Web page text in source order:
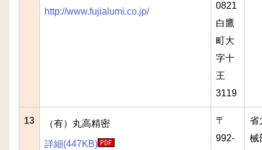
http://www.fujialumi.co.jp/
0821
白鷹
町大
字十
王
3119
13 （有）丸高精密
詳細(447KB)
〒
992-
省
械